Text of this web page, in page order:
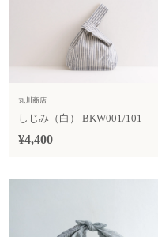
丸川商店
しじみ（白） BKW001/101
¥4,400